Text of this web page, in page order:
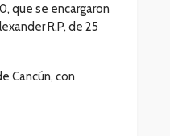
que se encargaron
R.P, de 25
Cancún, con